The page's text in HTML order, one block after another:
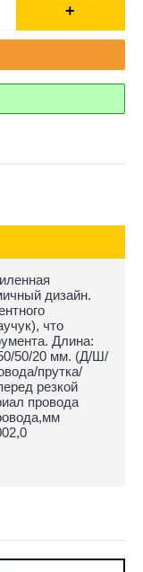
+
дизайн.
что
Длина:
50/20 мм. (Д/Ш/
прутка/
резкой
провода